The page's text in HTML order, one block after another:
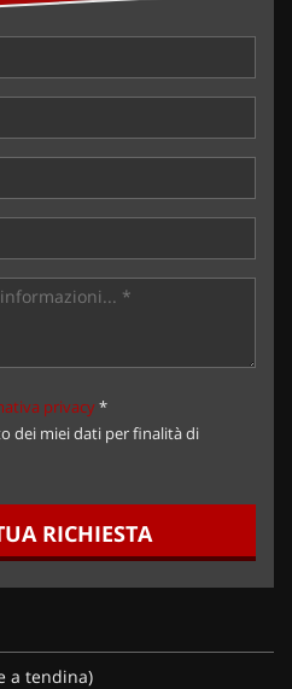
privacy*
dei miei dati per finalità di
RICHIESTA
a tendina)